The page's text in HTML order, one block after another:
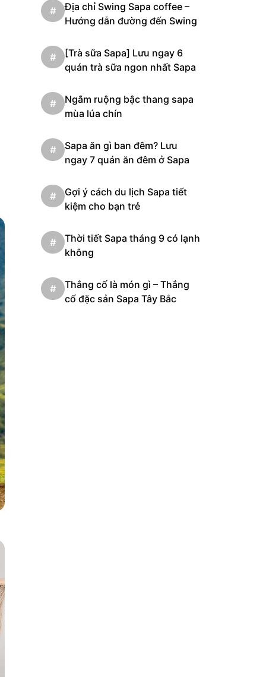
#
Địa chỉ Swing Sapa coffee –
Hướng dẫn đường đến Swing
#
[Trà sữa Sapa] Lưu ngay 6
quán trà sữa ngon nhất Sapa
#
Ngắm ruộng bậc thang sapa
mùa lúa chín
#
Sapa ăn gì ban đêm? Lưu
ngay 7 quán ăn đêm ở Sapa
#
Gợi ý cách du lịch Sapa tiết
kiệm cho bạn trẻ
#
Thời tiết Sapa tháng 9 có lạnh
không
#
Thắng cố là món gì – Thắng
cố đặc sản Sapa Tây Bắc